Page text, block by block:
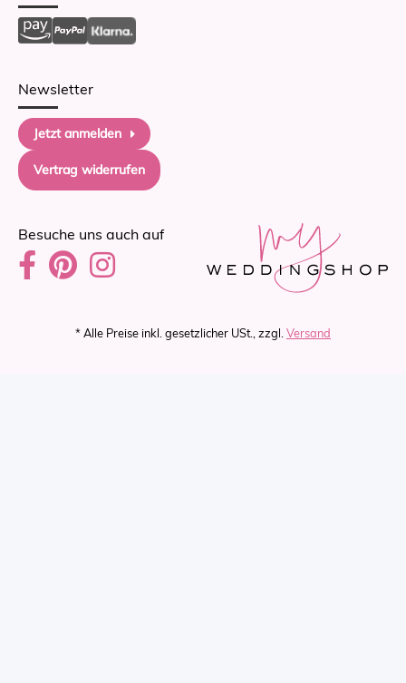
Newsletter
Jetzt anmelden
Vertrag widerrufen
Besuche uns auch auf
* Alle Preise inkl. gesetzlicher USt., zzgl. Versand